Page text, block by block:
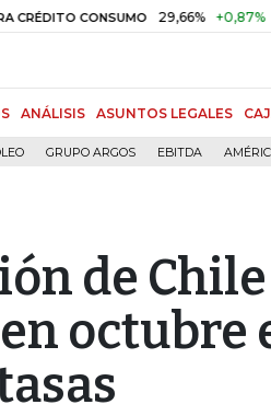
CONSUMO 29,66% +0,87% +3,02%
ANÁLISIS ASUNTOS LEGALES
GRUPO ARGOS EBITDA
de
octubre